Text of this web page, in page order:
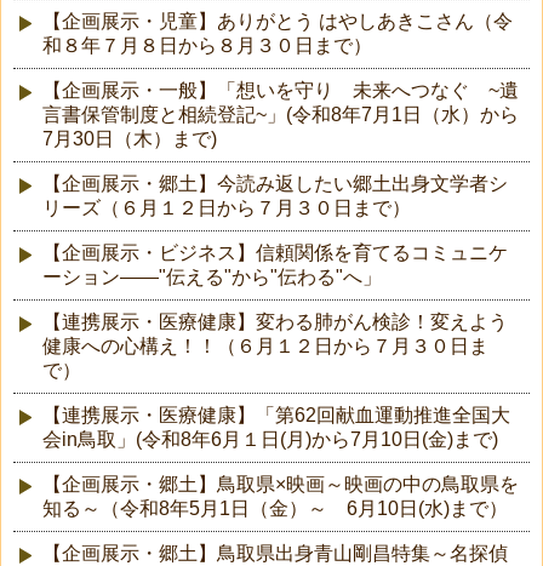
【企画展示・児童】ありがとう はやしあきこさん（令
和８年７月８日から８月３０日まで）
【企画展示・一般】「想いを守り 未来へつなぐ ~遺
言書保管制度と相続登記~」(令和8年7月1日（水）から
7月30日（木）まで)
【企画展示・郷土】今読み返したい郷土出身文学者シ
リーズ（６月１２日から７月３０日まで）
【企画展示・ビジネス】信頼関係を育てるコミュニケ
ーション――"伝える"から"伝わる"へ」
【連携展示・医療健康】変わる肺がん検診！変えよう
健康への心構え！！（６月１２日から７月３０日ま
で）
【連携展示・医療健康】「第62回献血運動推進全国大
会in鳥取」(令和8年6月１日(月)から7月10日(金)まで)
【企画展示・郷土】鳥取県×映画～映画の中の鳥取県を
知る～（令和8年5月1日（金）～ 6月10日(水)まで）
【企画展示・郷土】鳥取県出身青山剛昌特集～名探偵